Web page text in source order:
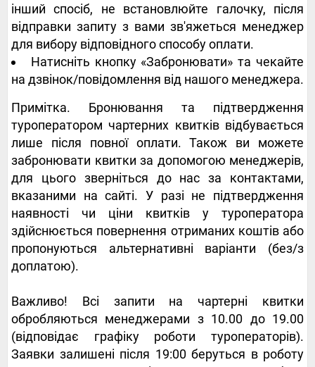
інший спосіб, не встановлюйте галочку, після
відправки запиту з вами зв'яжеться менеджер
для вибору відповідного способу оплати.
Натисніть кнопку «Забронювати» та чекайте
на дзвінок/повідомлення від нашого менеджера.
Примітка. Бронювання та підтвердження
туроператором чартерних квитків відбувається
лише після повної оплати. Також ви можете
забронювати квитки за допомогою менеджерів,
для цього зверніться до нас за контактами,
вказаними на сайті. У разі не підтвердження
наявності чи ціни квитків у туроператора
здійснюється повернення отриманих коштів або
пропонуються альтернативні варіанти (без/з
доплатою).
Важливо! Всі запити на чартерні квитки
обробляються менеджерами з 10.00 до 19.00
(відповідає графіку роботи туроператорів).
Заявки залишені після 19:00 беруться в роботу